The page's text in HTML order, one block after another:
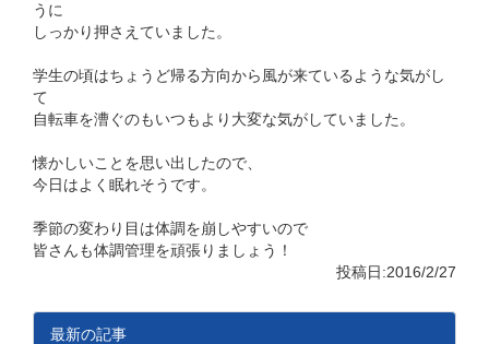
うに
しっかり押さえていました。
学生の頃はちょうど帰る方向から風が来ているような気がし
て
自転車を漕ぐのもいつもより大変な気がしていました。
懐かしいことを思い出したので、
今日はよく眠れそうです。
季節の変わり目は体調を崩しやすいので
皆さんも体調管理を頑張りましょう！
投稿日:2016/2/27
最新の記事